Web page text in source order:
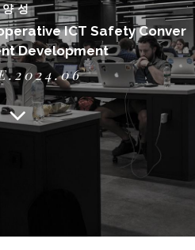
양성
ICT Safety Conver
Development